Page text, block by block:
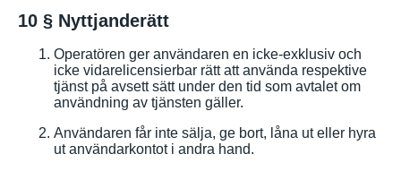
10 § Nyttjanderätt
Operatören ger användaren en icke-exklusiv och
icke vidarelicensierbar rätt att använda respektive
tjänst på avsett sätt under den tid som avtalet om
användning av tjänsten gäller.
Användaren får inte sälja, ge bort, låna ut eller hyra
ut användarkontot i andra hand.